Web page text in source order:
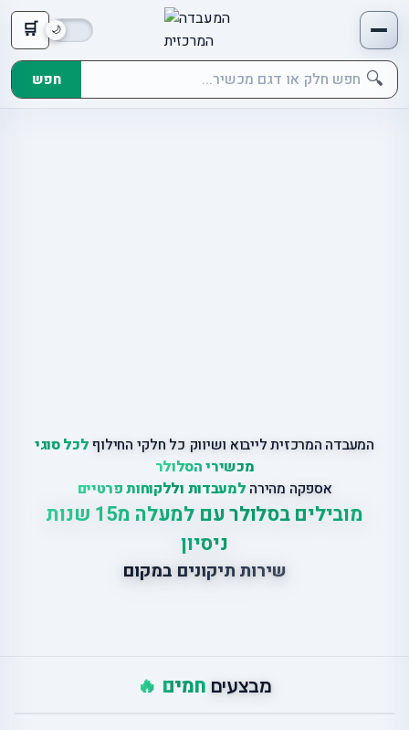
🛒
🔍 חפש
המעבדה המרכזית לייבוא ושיווק כל חלקי החילוףלכל סוגי
מכשירי הסלולר
אספקה מהירה למעבדות וללקוחות פרטיים
מובילים בסלולר עם למעלה מ15 שנות
ניסיון
שירות תיקונים במקום
מבצעים חמים 🔥